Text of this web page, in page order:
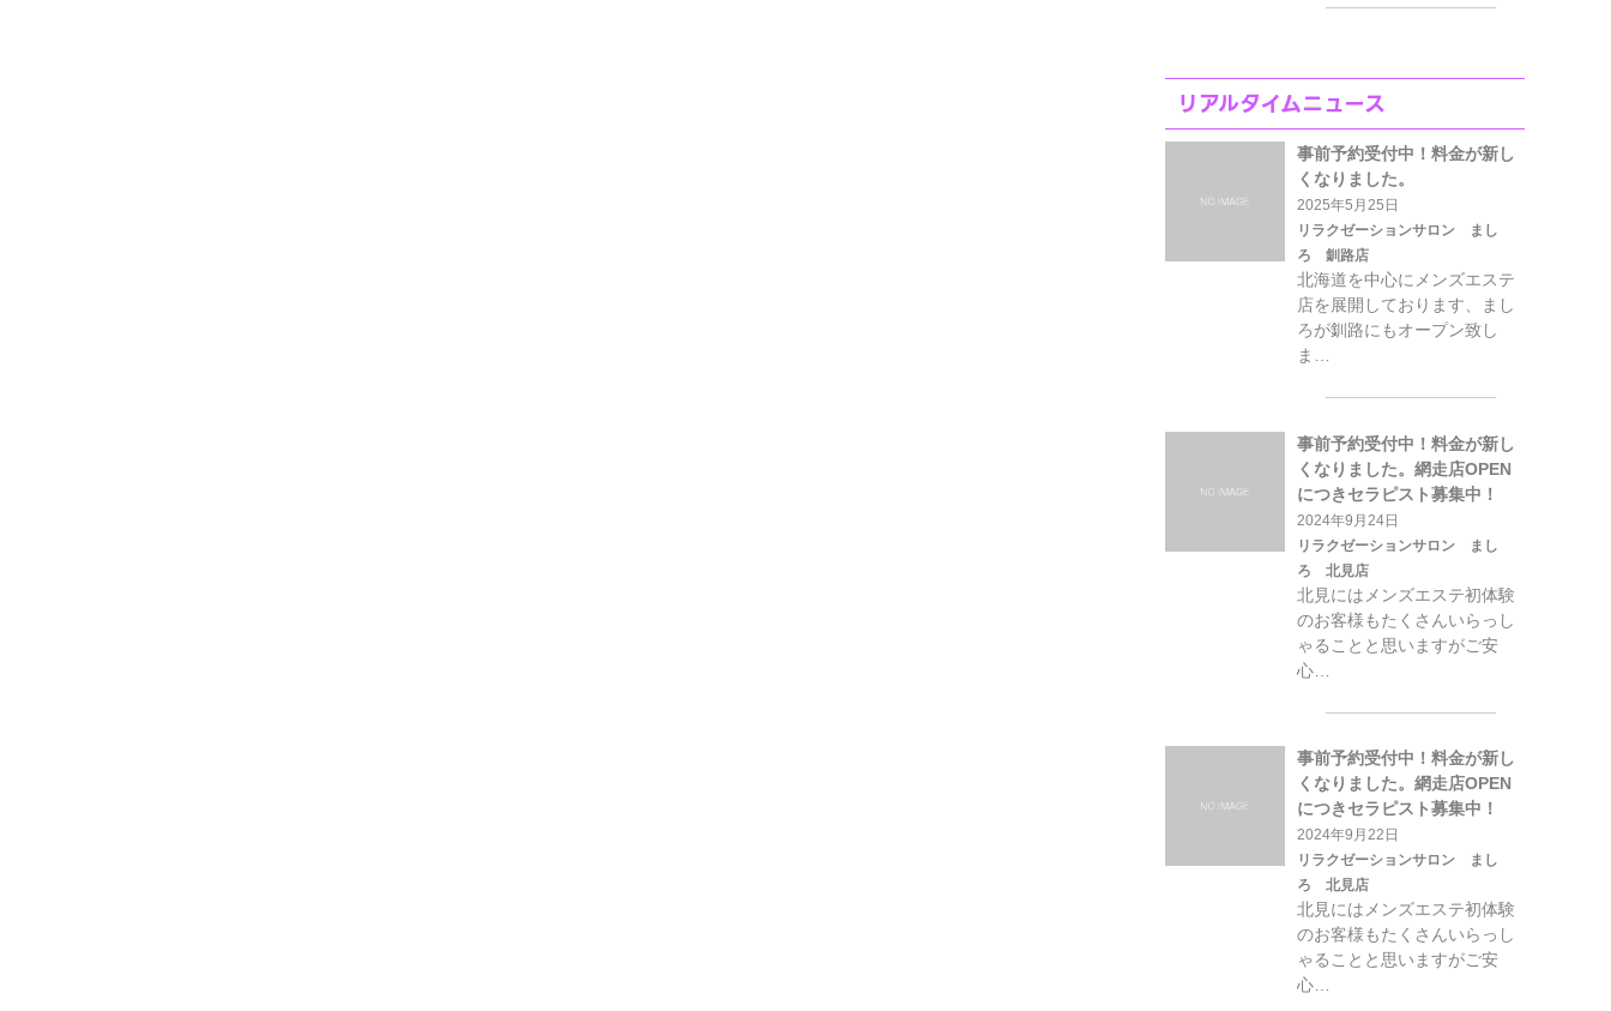
リアルタイムニュース
事前予約受付中！料金が新し
くなりました。
2025年5月25日
リラクゼーションサロン まし
ろ 釧路店
北海道を中心にメンズエステ
店を展開しております、まし
ろが釧路にもオープン致し
ま…
事前予約受付中！料金が新し
くなりました。網走店OPEN
につきセラピスト募集中！
2024年9月24日
リラクゼーションサロン まし
ろ 北見店
北見にはメンズエステ初体験
のお客様もたくさんいらっし
ゃることと思いますがご安
心…
事前予約受付中！料金が新し
くなりました。網走店OPEN
につきセラピスト募集中！
2024年9月22日
リラクゼーションサロン まし
ろ 北見店
北見にはメンズエステ初体験
のお客様もたくさんいらっし
ゃることと思いますがご安
心…